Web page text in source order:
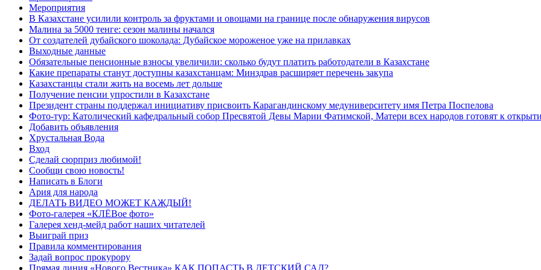
Мероприятия
В Казахстане усилили контроль за фруктами и овощами на границе после обнаружения вирусов
Малина за 5000 тенге: сезон малины начался
От создателей дубайского шоколада: Дубайское мороженое уже на прилавках
Выходные данные
Обязательные пенсионные взносы увеличили: сколько будут платить работодатели в Казахстане
Какие препараты станут доступны казахстанцам: Минздрав расширяет перечень закупа
Казахстанцы стали жить на восемь лет дольше
Получение пенсии упростили в Казахстане
Президент страны поддержал инициативу присвоить Карагандинскому медуниверситету имя Петра Поспелова
Фото-тур: Католический кафедральный собор Пресвятой Девы Марии Фатимской, Матери всех народов готовят к
Добавить объявления
Хрустальная Вода
Вход
Сделай сюрприз любимой!
Сообщи свою новость!
Написать в Блоги
Ария для народа
ДЕЛАТЬ ВИДЕО МОЖЕТ КАЖДЫЙ!
Фото-галерея «КЛЁВое фото»
Галерея хенд-мейд работ наших читателей
Выиграй приз
Правила комментирования
Задай вопрос прокурору